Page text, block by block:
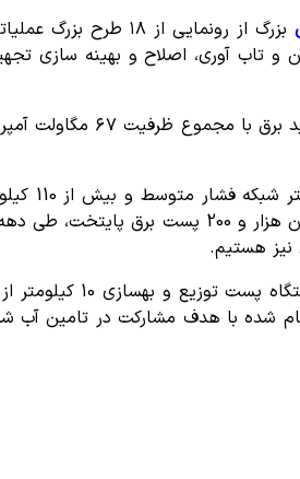
بزرگ از رونمایی
و تاب آوری، اصلاح و بهینه سازی
با هدف مشارکت در تامین آب